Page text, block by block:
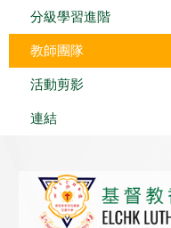
分級學習進階
教師團隊
活動剪影
連結